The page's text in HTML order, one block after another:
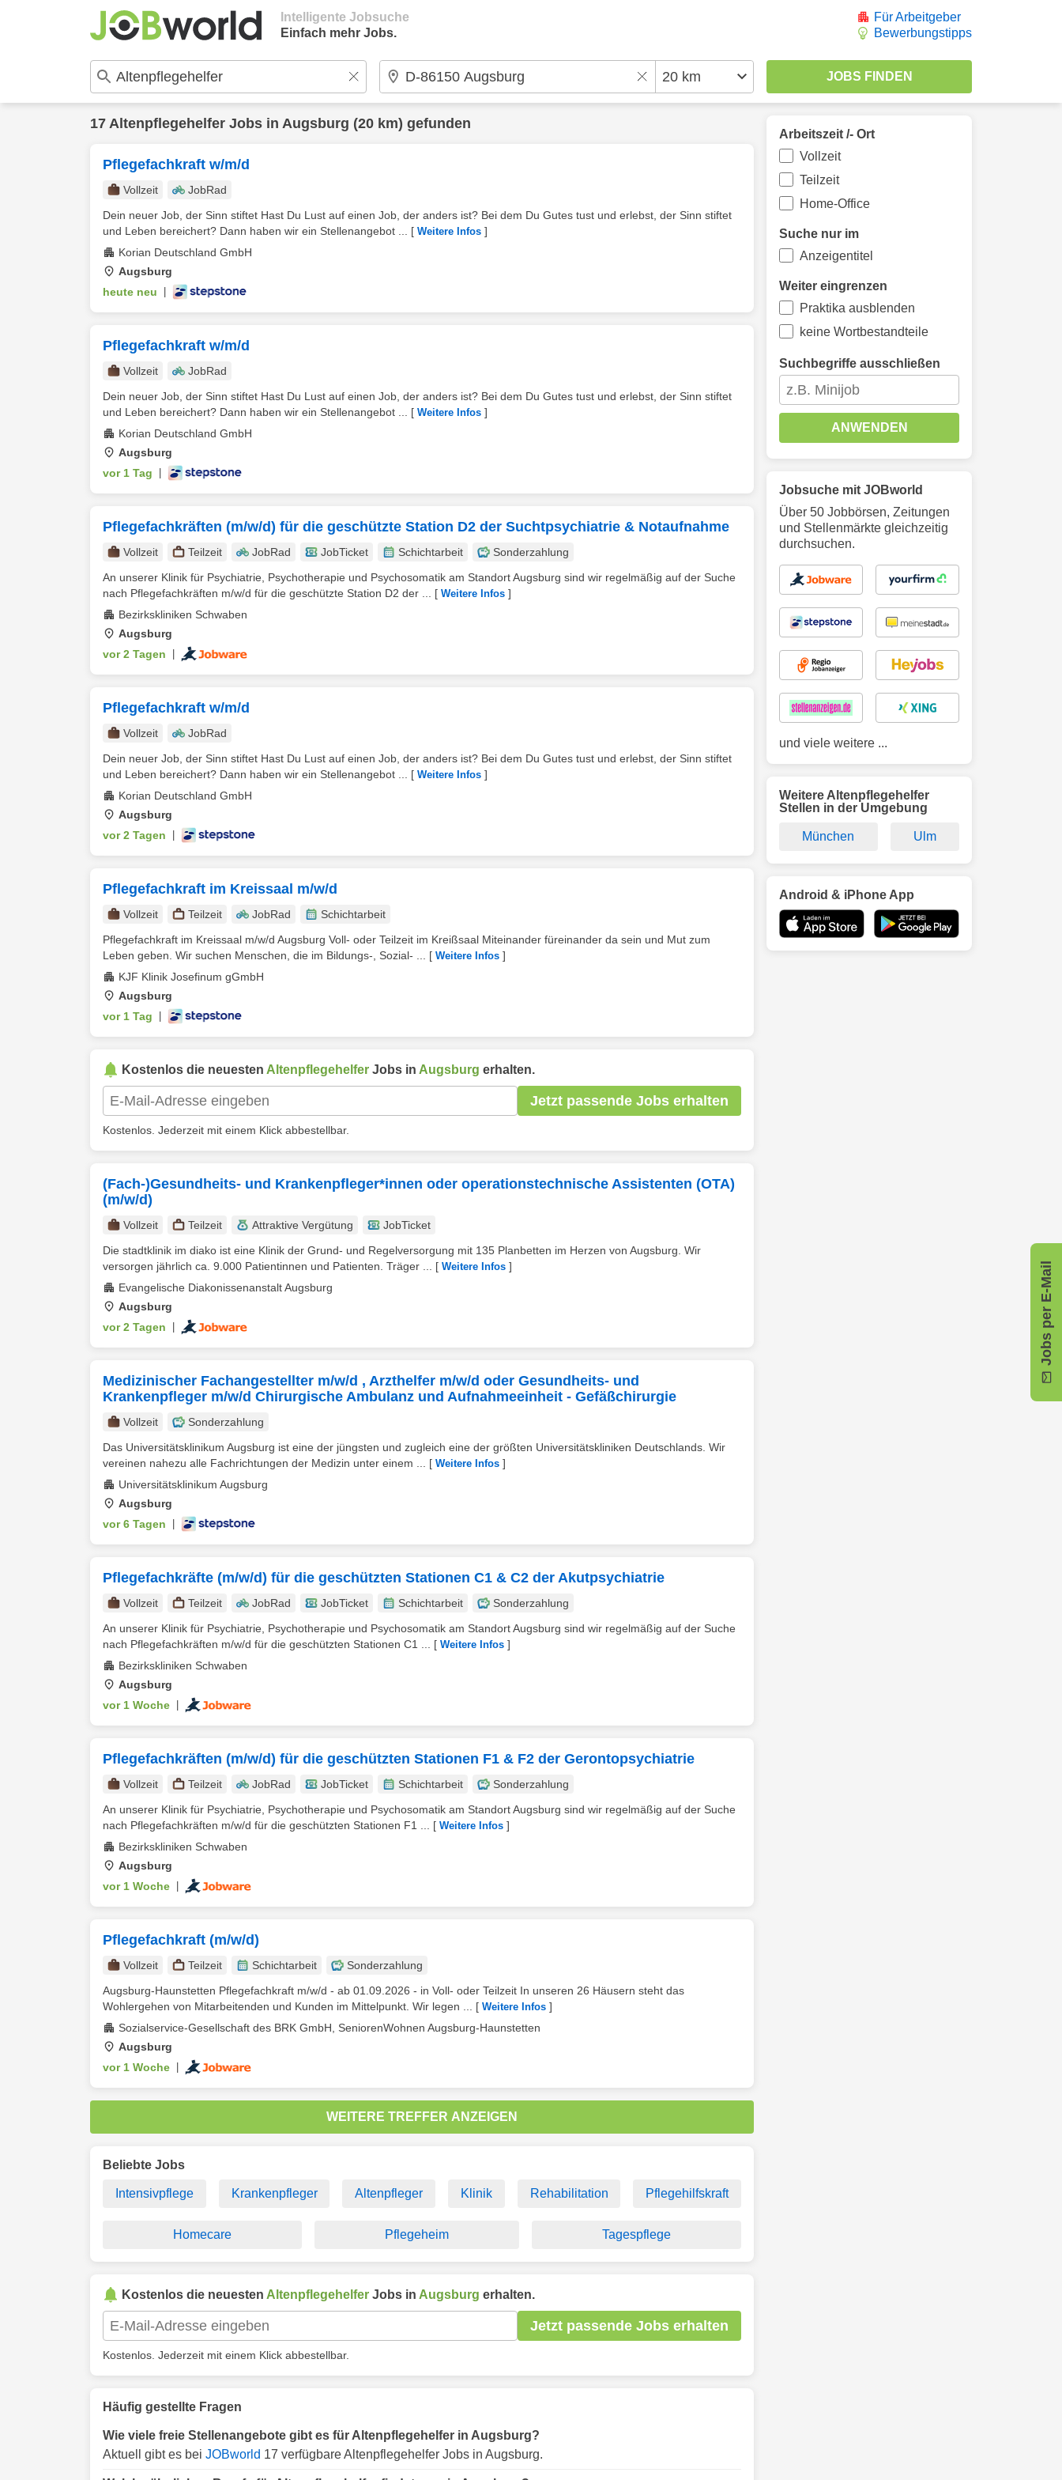
Intelligente Jobsuche
Einfach mehr Jobs.
Für Arbeitgeber
Bewerbungstipps
17 Altenpflegehelfer Jobs in Augsburg (20 km) gefunden
Pflegefachkraft w/m/d
Vollzeit
JobRad
Dein neuer Job, der Sinn stiftet Hast Du Lust auf einen Job, der anders ist? Bei dem Du Gutes tust und erlebst, der Sinn stiftet
und Leben bereichert? Dann haben wir ein Stellenangebot ...
[ Weitere Infos ]
Korian Deutschland GmbH
Augsburg
heute neu
Pflegefachkraft w/m/d
Vollzeit
JobRad
Dein neuer Job, der Sinn stiftet Hast Du Lust auf einen Job, der anders ist? Bei dem Du Gutes tust und erlebst, der Sinn stiftet
und Leben bereichert? Dann haben wir ein Stellenangebot ...
[ Weitere Infos ]
Korian Deutschland GmbH
Augsburg
vor 1 Tag
Pflegefachkräften (m/w/d) für die geschützte Station D2 der Suchtpsychiatrie & Notaufnahme
Vollzeit Teilzeit JobRad JobTicket Schichtarbeit
Sonderzahlung
An unserer Klinik für Psychiatrie, Psychotherapie und Psychosomatik am Standort Augsburg sind wir regelmäßig auf der Suche
nach Pflegefachkräften m/w/d für die geschützte Station D2 der ...
[ Weitere Infos ]
Bezirkskliniken Schwaben
Augsburg
vor 2 Tagen
Pflegefachkraft w/m/d
Vollzeit
JobRad
Dein neuer Job, der Sinn stiftet Hast Du Lust auf einen Job, der anders ist? Bei dem Du Gutes tust und erlebst, der Sinn stiftet
und Leben bereichert? Dann haben wir ein Stellenangebot ...
[ Weitere Infos ]
Korian Deutschland GmbH
Augsburg
vor 2 Tagen
Pflegefachkraft im Kreissaal m/w/d
Vollzeit Teilzeit JobRad
Schichtarbeit
Pflegefachkraft im Kreissaal m/w/d Augsburg Voll- oder Teilzeit im Kreißsaal Miteinander füreinander da sein und Mut zum
Leben geben. Wir suchen Menschen, die im Bildungs-, Sozial- ...
[ Weitere Infos ]
KJF Klinik Josefinum gGmbH
Augsburg
vor 1 Tag
Kostenlos die neuesten Altenpflegehelfer Jobs in Augsburg erhalten.
Jetzt passende Jobs erhalten
Kostenlos. Jederzeit mit einem Klick abbestellbar.
(Fach-)Gesundheits- und Krankenpfleger*innen oder operationstechnische Assistenten (OTA)
(m/w/d)
Vollzeit Teilzeit Attraktive Vergütung
JobTicket
Die stadtklinik im diako ist eine Klinik der Grund- und Regelversorgung mit 135 Planbetten im Herzen von Augsburg. Wir
versorgen jährlich ca. 9.000 Patientinnen und Patienten. Träger ...
[ Weitere Infos ]
Evangelische Diakonissenanstalt Augsburg
Augsburg
vor 2 Tagen
Medizinischer Fachangestellter m/w/d , Arzthelfer m/w/d oder Gesundheits- und
Krankenpfleger m/w/d Chirurgische Ambulanz und Aufnahmeeinheit - Gefäßchirurgie
Vollzeit
Sonderzahlung
Das Universitätsklinikum Augsburg ist eine der jüngsten und zugleich eine der größten Universitätskliniken Deutschlands. Wir
vereinen nahezu alle Fachrichtungen der Medizin unter einem ...
[ Weitere Infos ]
Universitätsklinikum Augsburg
Augsburg
vor 6 Tagen
Pflegefachkräfte (m/w/d) für die geschützten Stationen C1 & C2 der Akutpsychiatrie
Vollzeit Teilzeit JobRad JobTicket Schichtarbeit
Sonderzahlung
An unserer Klinik für Psychiatrie, Psychotherapie und Psychosomatik am Standort Augsburg sind wir regelmäßig auf der Suche
nach Pflegefachkräften m/w/d für die geschützten Stationen C1 ...
[ Weitere Infos ]
Bezirkskliniken Schwaben
Augsburg
vor 1 Woche
Pflegefachkräften (m/w/d) für die geschützten Stationen F1 & F2 der Gerontopsychiatrie
Vollzeit Teilzeit JobRad JobTicket Schichtarbeit
Sonderzahlung
An unserer Klinik für Psychiatrie, Psychotherapie und Psychosomatik am Standort Augsburg sind wir regelmäßig auf der Suche
nach Pflegefachkräften m/w/d für die geschützten Stationen F1 ...
[ Weitere Infos ]
Bezirkskliniken Schwaben
Augsburg
vor 1 Woche
Pflegefachkraft (m/w/d)
Vollzeit Teilzeit Schichtarbeit
Sonderzahlung
Augsburg-Haunstetten Pflegefachkraft m/w/d - ab 01.09.2026 - in Voll- oder Teilzeit In unseren 26 Häusern steht das
Wohlergehen von Mitarbeitenden und Kunden im Mittelpunkt. Wir legen ...
[ Weitere Infos ]
Sozialservice-Gesellschaft des BRK GmbH, SeniorenWohnen Augsburg-Haunstetten
Augsburg
vor 1 Woche
WEITERE TREFFER ANZEIGEN
Beliebte Jobs
Intensivpflege Krankenpfleger Altenpfleger Klinik Rehabilitation Pflegehilfskraft
Homecare Pflegeheim Tagespflege
Kostenlos die neuesten Altenpflegehelfer Jobs in Augsburg erhalten.
Jetzt passende Jobs erhalten
Kostenlos. Jederzeit mit einem Klick abbestellbar.
Häufig gestellte Fragen
Wie viele freie Stellenangebote gibt es für Altenpflegehelfer in Augsburg?
Aktuell gibt es bei JOBworld 17 verfügbare Altenpflegehelfer Jobs in Augsburg.
Jobs per E-Mail
Arbeitszeit /- Ort
Vollzeit
Teilzeit
Home-Office
Suche nur im
Anzeigentitel
Weiter eingrenzen
Praktika ausblenden
keine Wortbestandteile
Suchbegriffe ausschließen
ANWENDEN
Jobsuche mit JOBworld
Über 50 Jobbörsen, Zeitungen
und Stellenmärkte gleichzeitig
durchsuchen.
und viele weitere ...
Weitere Altenpflegehelfer
Stellen in der Umgebung
München Ulm
Android & iPhone App